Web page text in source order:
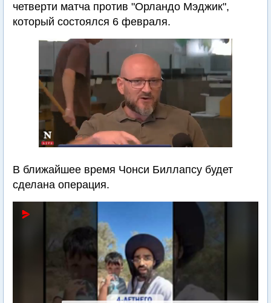
четверти матча против "Орландо Мэджик",
который состоялся 6 февраля.
В ближайшее время Чонси Биллапсу будет
сделана операция.